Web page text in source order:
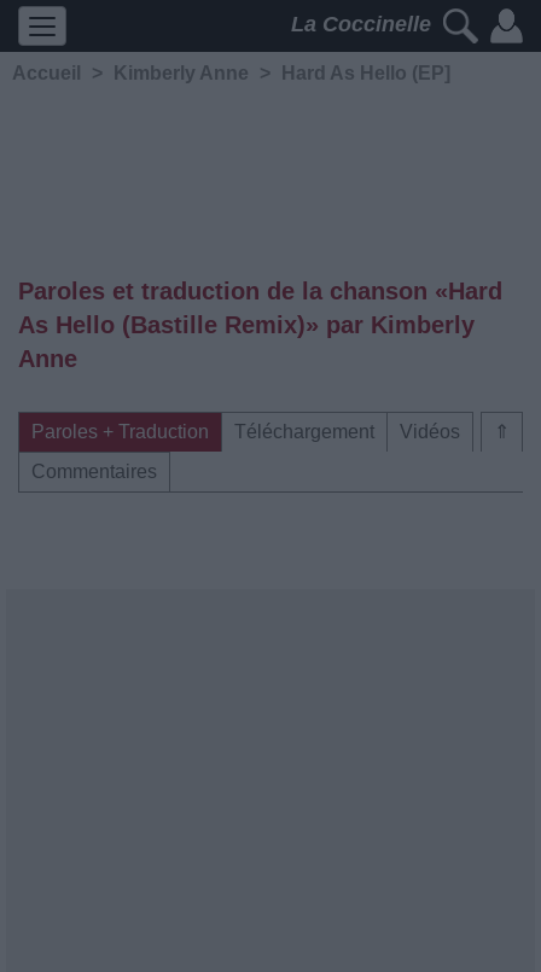
La Coccinelle
Accueil > Kimberly Anne > Hard As Hello (EP]
Paroles et traduction de la chanson «Hard
As Hello (Bastille Remix)» par Kimberly
Anne
⇑
Paroles + Traduction Téléchargement
Vidéos
Commentaires